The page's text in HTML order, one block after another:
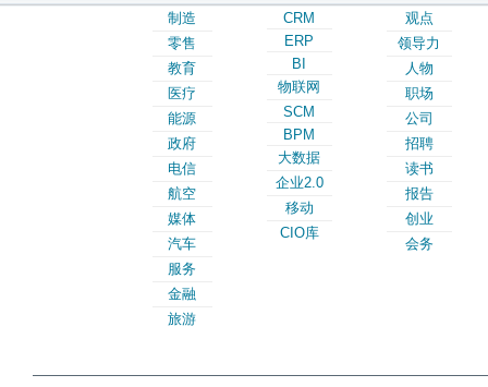
制造
零售
教育
医疗
能源
政府
电信
航空
媒体
汽车
服务
金融
旅游
CRM
ERP
BI
物联网
SCM
BPM
大数据
企业2.0
移动
CIO库
观点
领导力
人物
职场
公司
招聘
读书
报告
创业
会务